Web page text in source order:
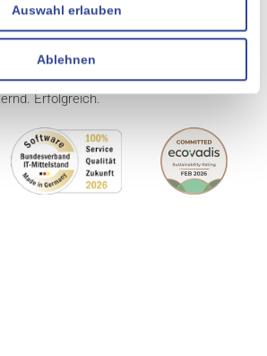
Auswahl erlauben
Ablehnen
Erfolgreich.